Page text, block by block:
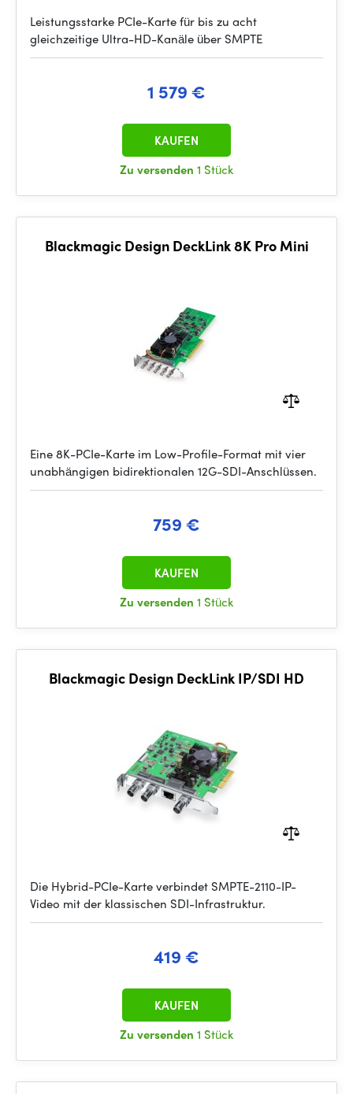
Leistungsstarke PCIe-Karte für bis zu acht
gleichzeitige Ultra-HD-Kanäle über SMPTE
1 579 €
Zu versenden 1 Stück
KAUFEN
Blackmagic Design DeckLink 8K Pro Mini
Eine 8K-PCIe-Karte im Low-Profile-Format mit vier
unabhängigen bidirektionalen 12G-SDI-Anschlüssen.
759 €
Zu versenden 1 Stück
KAUFEN
Blackmagic Design DeckLink IP/SDI HD
Die Hybrid-PCIe-Karte verbindet SMPTE-2110-IP-
Video mit der klassischen SDI-Infrastruktur.
419 €
Zu versenden 1 Stück
KAUFEN